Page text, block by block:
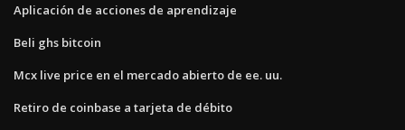
Aplicación de acciones de aprendizaje
Beli ghs bitcoin
Mcx live price en el mercado abierto de ee. uu.
Retiro de coinbase a tarjeta de débito